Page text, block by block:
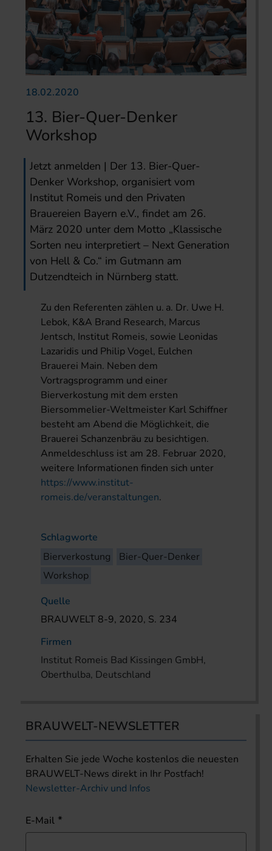
18.02.2020
13. Bier-Quer-Denker
Workshop
Jetzt anmelden | Der 13. Bier-Quer-
Denker Workshop, organisiert vom
Institut Romeis und den Privaten
Brauereien Bayern e.V., findet am 26.
März 2020 unter dem Motto „Klassische
Sorten neu interpretiert – Next Generation
von Hell & Co.“ im Gutmann am
Dutzendteich in Nürnberg statt.
Zu den Referenten zählen u. a. Dr. Uwe H.
Lebok, K&A Brand Research, Marcus
Jentsch, Institut Romeis, sowie Leonidas
Lazaridis und Philip Vogel, Eulchen
Brauerei Main. Neben dem
Vortragsprogramm und einer
Bierverkostung mit dem ersten
Biersommelier-Weltmeister Karl Schiffner
besteht am Abend die Möglichkeit, die
Brauerei Schanzenbräu zu besichtigen.
Anmeldeschluss ist am 28. Februar 2020,
weitere Informationen finden sich unter
https://www.institut-
romeis.de/veranstaltungen.
Schlagworte
Bierverkostung
Bier-Quer-Denker
Workshop
Quelle
BRAUWELT 8-9, 2020, S. 234
Firmen
Institut Romeis Bad Kissingen GmbH,
Oberthulba, Deutschland
BRAUWELT-NEWSLETTER
Erhalten Sie jede Woche kostenlos die neuesten
BRAUWELT-News direkt in Ihr Postfach!
Newsletter-Archiv und Infos
E-Mail